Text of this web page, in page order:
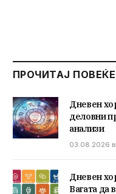
ПРОЧИТАЈ ПОВЕЌЕ
Дневен
деловни
анализи
03.08.2026
Дневен
Вагата да